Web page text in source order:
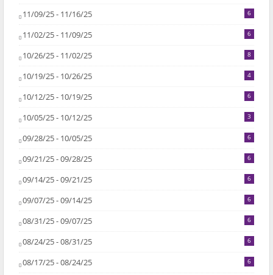
11/09/25 - 11/16/25 6
11/02/25 - 11/09/25 6
10/26/25 - 11/02/25 8
10/19/25 - 10/26/25 4
10/12/25 - 10/19/25 6
10/05/25 - 10/12/25 3
09/28/25 - 10/05/25 6
09/21/25 - 09/28/25 6
09/14/25 - 09/21/25 6
09/07/25 - 09/14/25 6
08/31/25 - 09/07/25 6
08/24/25 - 08/31/25 6
08/17/25 - 08/24/25 6